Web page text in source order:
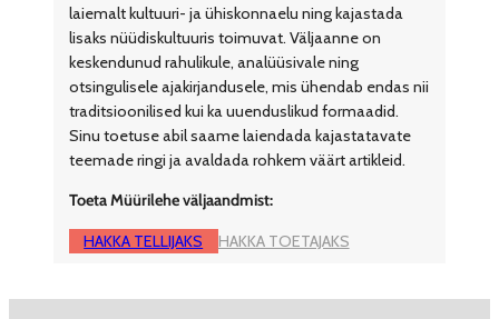
laiemalt kultuuri- ja ühiskonnaelu ning kajastada
lisaks nüüdiskultuuris toimuvat. Väljaanne on
keskendunud rahulikule, analüüsivale ning
otsingulisele ajakirjandusele, mis ühendab endas nii
traditsioonilised kui ka uuenduslikud formaadid.
Sinu toetuse abil saame laiendada kajastatavate
teemade ringi ja avaldada rohkem väärt artikleid.
Toeta Müürilehe väljaandmist:
HAKKA TELLIJAKS HAKKA TOETAJAKS